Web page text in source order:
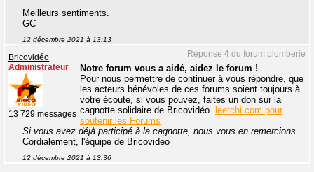
Meilleurs sentiments.
GC
12 décembre 2021 à 13:13
Réponse 4 du forum plomberie
Bricovidéo
Administrateur
13 729 messages
Notre forum vous a aidé, aidez le forum !
Pour nous permettre de continuer à vous répondre, que
les acteurs bénévoles de ces forums soient toujours à
votre écoute, si vous pouvez, faites un don sur la
cagnotte solidaire de Bricovidéo.
leetchi.com pour
soutenir les Forums
Si vous avez déjà participé à la cagnotte, nous vous en remercions.
Cordialement, l'équipe de Bricovideo
12 décembre 2021 à 13:36